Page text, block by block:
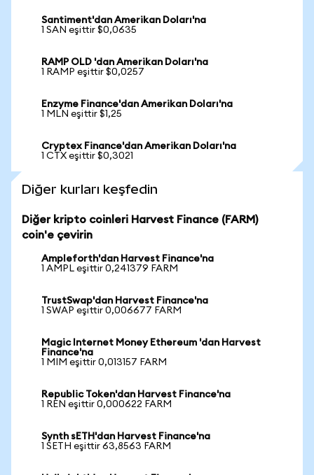
Santiment'dan Amerikan Doları'na
1 SAN eşittir $0,0635
RAMP OLD 'dan Amerikan Doları'na
1 RAMP eşittir $0,0257
Enzyme Finance'dan Amerikan Doları'na
1 MLN eşittir $1,25
Cryptex Finance'dan Amerikan Doları'na
1 CTX eşittir $0,3021
Diğer kurları keşfedin
Diğer kripto coinleri Harvest Finance (FARM)
coin'e çevirin
Ampleforth'dan Harvest Finance'na
1 AMPL eşittir 0,241379 FARM
TrustSwap'dan Harvest Finance'na
1 SWAP eşittir 0,006677 FARM
Magic Internet Money Ethereum 'dan Harvest
Finance'na
1 MIM eşittir 0,013157 FARM
Republic Token'dan Harvest Finance'na
1 REN eşittir 0,000622 FARM
Synth sETH'dan Harvest Finance'na
1 SETH eşittir 63,8563 FARM